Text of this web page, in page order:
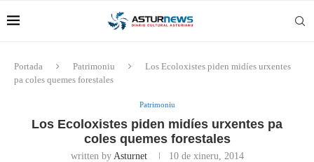
Portada Patrimoniu
Los Ecoloxistes piden midíes urxentes
pa coles quemes forestales
Patrimoniu
Los Ecoloxistes piden midíes urxentes pa
coles quemes forestales
written by Asturnet 10 de xineru, 2014